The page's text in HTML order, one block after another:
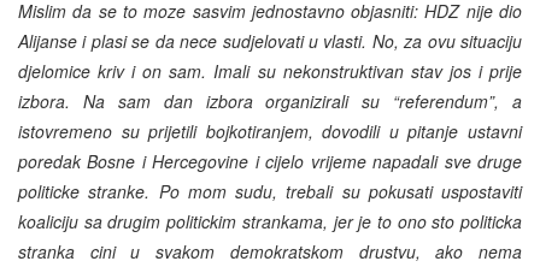
Mislim da se to moze sasvim jednostavno objasniti: HDZ nije dio
Alijanse i plasi se da nece sudjelovati u vlasti. No, za ovu situaciju
djelomice kriv i on sam. Imali su nekonstruktivan stav jos i prije
izbora. Na sam dan izbora organizirali su “referendum”, a
istovremeno su prijetili bojkotiranjem, dovodili u pitanje ustavni
poredak Bosne i Hercegovine i cijelo vrijeme napadali sve druge
politicke stranke. Po mom sudu, trebali su pokusati uspostaviti
koaliciju sa drugim politickim strankama, jer je to ono sto politicka
stranka cini u svakom demokratskom drustvu, ako nema